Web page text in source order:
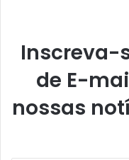
Inscreva-
de E-
nossas